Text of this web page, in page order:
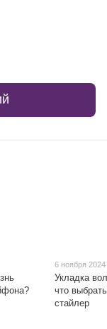
6 ноября 2024
Укладка
что
стайлер